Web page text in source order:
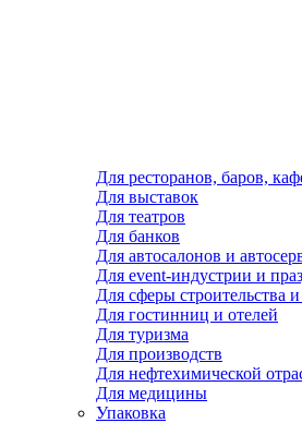
Для ресторанов, баров,
Для выставок
Для театров
Для банков
Для автосалонов и
Для event-индустрии и
Для сферы строительства
Для гостинниц и отелей
Для туризма
Для производств
Для нефтехимической
Для медицины
Упаковка